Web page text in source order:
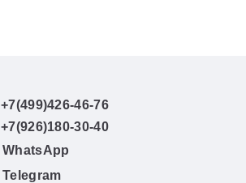
+7(499)426-46-76
+7(926)180-30-40
WhatsApp
Telegram